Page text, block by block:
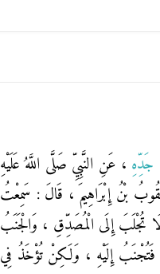
جَدِّهِ ، عَنِ النَّبِيِّ صَلَّى اللَّهُ عَلَيْهِ
بْنُ إِبْرَاهِيمَ ، قَالَ : سَمِعْتُ
تُجْلَبَ إِلَى الْمُصَدِّقِ ، وَالْجَنَبُ
إِلَيْهِ ، وَلَكِنْ تُؤْخَذُ فِي